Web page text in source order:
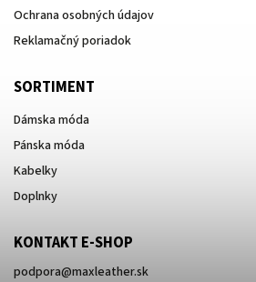
Ochrana osobných údajov
Reklamačný poriadok
SORTIMENT
Dámska móda
Pánska móda
Kabelky
Doplnky
KONTAKT E-SHOP
podpora@maxleather.sk